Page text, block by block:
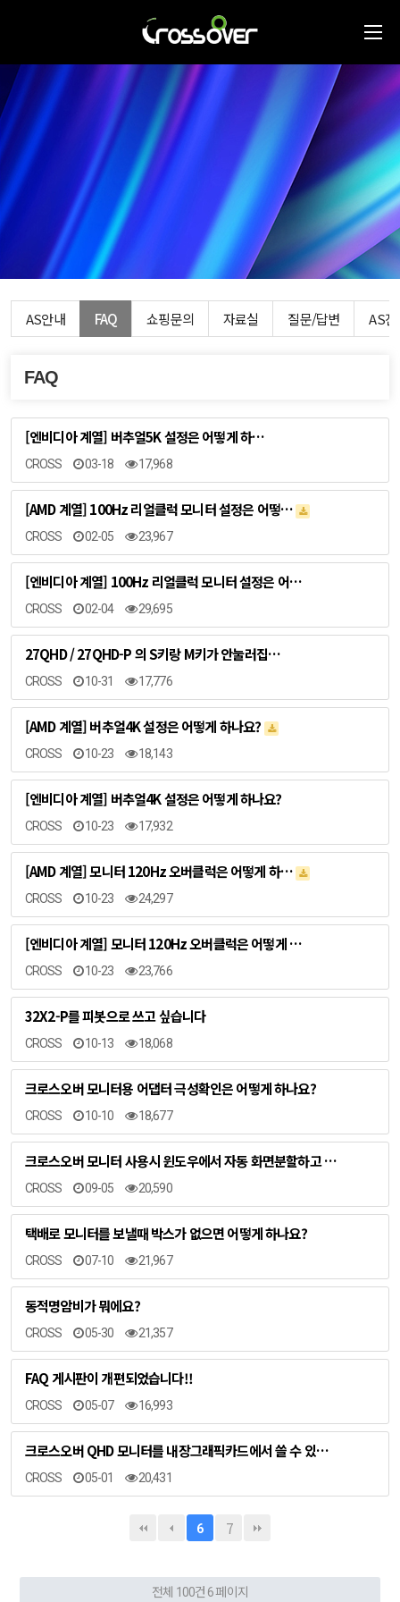
AS안내 FAQ 쇼핑문의 자료실 질문/답변 AS진
FAQ
[엔비디아 계열] 버추얼5K 설정은 어떻게 하…
CROSS 03-18 17,968
[AMD 계열] 100Hz 리얼클럭 모니터 설정은 어떻…
CROSS 02-05 23,967
[엔비디아 계열] 100Hz 리얼클럭 모니터 설정은 어…
CROSS 02-04 29,695
27QHD / 27QHD-P 의 S키랑 M키가 안눌러집…
CROSS 10-31 17,776
[AMD 계열] 버추얼4K 설정은 어떻게 하나요?
CROSS 10-23 18,143
[엔비디아 계열] 버추얼4K 설정은 어떻게 하나요?
CROSS 10-23 17,932
[AMD 계열] 모니터 120Hz 오버클럭은 어떻게 하…
CROSS 10-23 24,297
[엔비디아 계열] 모니터 120Hz 오버클럭은 어떻게 …
CROSS 10-23 23,766
32X2-P를 피봇으로 쓰고 싶습니다
CROSS 10-13 18,068
크로스오버 모니터용 어댑터 극성확인은 어떻게 하나요?
CROSS 10-10 18,677
크로스오버 모니터 사용시 윈도우에서 자동 화면분할하고 …
CROSS 09-05 20,590
택배로 모니터를 보낼때 박스가 없으면 어떻게 하나요?
CROSS 07-10 21,967
동적명암비가 뭐에요?
CROSS 05-30 21,357
FAQ 게시판이 개편되었습니다!!
CROSS 05-07 16,993
크로스오버 QHD 모니터를 내장그래픽카드에서 쓸 수 있…
CROSS 05-01 20,431
6 7
전체 100건 6 페이지